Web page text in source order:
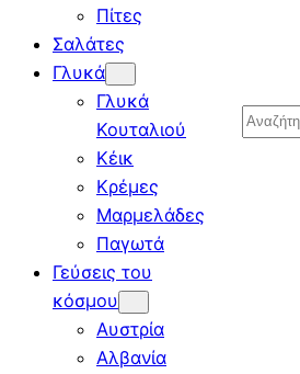
Πίτες
Σαλάτες
Γλυκά
Γλυκά
Κουταλιού
Κέικ
Κρέμες
Μαρμελάδες
Παγωτά
Γεύσεις του
κόσμου
Αυστρία
Αλβανία
Search